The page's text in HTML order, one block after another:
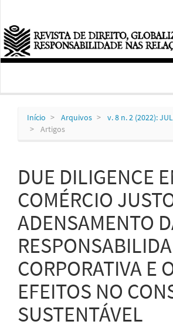
Conteúdo
principal
Barra
Lateral
Início Arquivos
v. 8 n. 2 (2022):
Artigos
DUE DILIGENCE
COMÉRCIO
ADENSAMENTO
CORPORATIVA E
EFEITOS NO
SUSTENTÁVEL